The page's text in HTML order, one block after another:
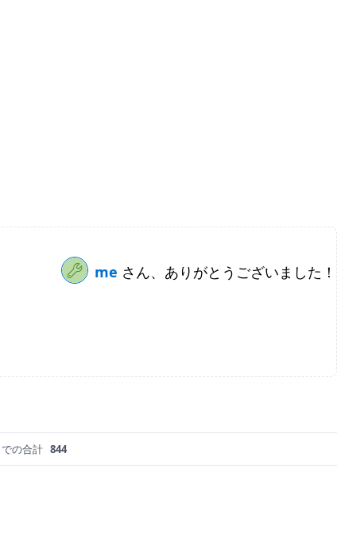
me さん、ありがとうございました！
の合計 844